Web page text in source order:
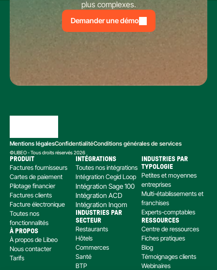
plus complexes.
Demander une démo
Mentions légalesConfidentialitéConditions générales de services
©LIBEO - Tous droits réservés 2026
PRODUIT
Factures fournisseurs
Cartes de paiement
Pilotage financier
Factures clients
Facture électronique
Toutes nos
fonctionnalités
À PROPOS
À propos de Libeo
Nous contacter
Tarifs
INTÉGRATIONS
Toutes nos intégrations
Intégration Cegid Loop
Intégration Sage 100
Intégration ACD
Intégration Inqom
INDUSTRIES PAR
SECTEUR
Restaurants
Hôtels
Commerces
Santé
BTP
INDUSTRIES PAR
TYPOLOGIE
Petites et moyennes
entreprises
Multi-établissements et
franchises
Experts-comptables
RESSOURCES
Centre de ressources
Fiches pratiques
Blog
Témoignages clients
Webinaires